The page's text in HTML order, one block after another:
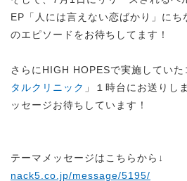
EP「人には言えない恋ばかり」に
のエピソードをお待ちしてます！
さらにHIGH HOPESで実施していた
タルクリニック 」１時台にお送りし
ッセージお待ちしています！
テーマメッセージはこちらから↓
nack5.co.jp/message/5195/